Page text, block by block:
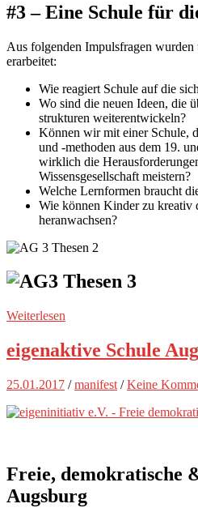
#3 – Eine Schule für
Aus folgenden Impulsfragen wurden
erarbeitet:
Wie reagiert Schule auf die
Wo sind die neuen Ideen, die
strukturen weiterentwickeln?
Können wir mit einer Schule,
und -methoden aus dem 19.
wirklich die
Wissensgesellschaft meistern?
Welche Lernformen braucht
Wie können Kinder zu kreativ
heranwachsen?
Weiterlesen
eigenaktive Schule
25.01.2017 /manifest /Keine
Freie, demokratische
Augsburg